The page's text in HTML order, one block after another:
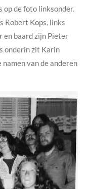
op de foto linksonder.
Robert Kops, links
en baard zijn Pieter
onderin zit Karin
van de anderen